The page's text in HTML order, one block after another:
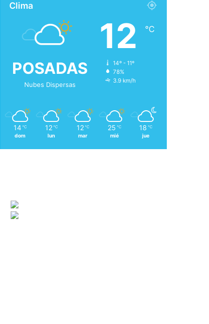
Clima
POSADAS
Nubes Dispersas
12 ℃
14º - 11º
78%
3.9 km/h
14 ℃
dom
12 ℃
lun
12 ℃
mar
25 ℃
mié
18 ℃
jue